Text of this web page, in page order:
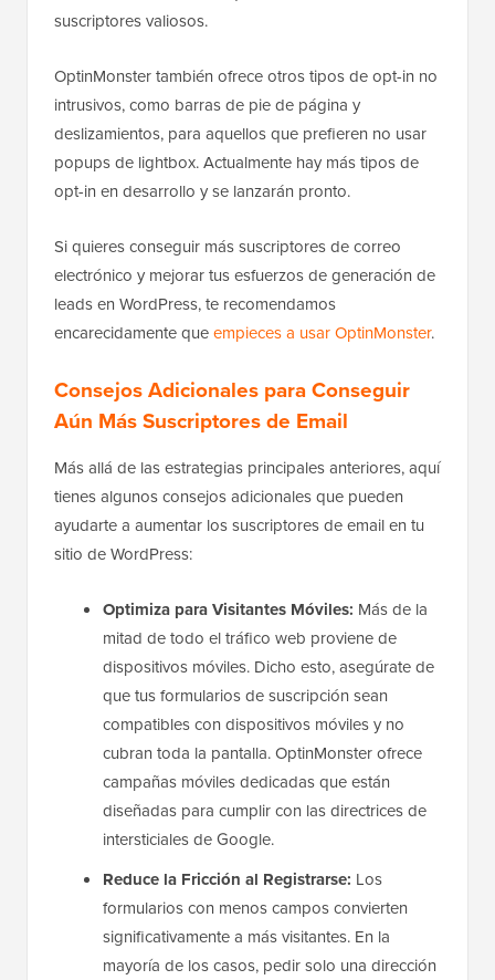
suscriptores valiosos.
OptinMonster también ofrece otros tipos de opt-in no
intrusivos, como barras de pie de página y
deslizamientos, para aquellos que prefieren no usar
popups de lightbox. Actualmente hay más tipos de
opt-in en desarrollo y se lanzarán pronto.
Si quieres conseguir más suscriptores de correo
electrónico y mejorar tus esfuerzos de generación de
leads en WordPress, te recomendamos
encarecidamente queempieces a usar OptinMonster.
Consejos Adicionales para Conseguir
Aún Más Suscriptores de Email
Más allá de las estrategias principales anteriores, aquí
tienes algunos consejos adicionales que pueden
ayudarte a aumentar los suscriptores de email en tu
sitio de WordPress:
Optimiza para Visitantes Móviles: Más de la
mitad de todo el tráfico web proviene de
dispositivos móviles. Dicho esto, asegúrate de
que tus formularios de suscripción sean
compatibles con dispositivos móviles y no
cubran toda la pantalla. OptinMonster ofrece
campañas móviles dedicadas que están
diseñadas para cumplir con las directrices de
intersticiales de Google.
Reduce la Fricción al Registrarse: Los
formularios con menos campos convierten
significativamente a más visitantes. En la
mayoría de los casos, pedir solo una dirección